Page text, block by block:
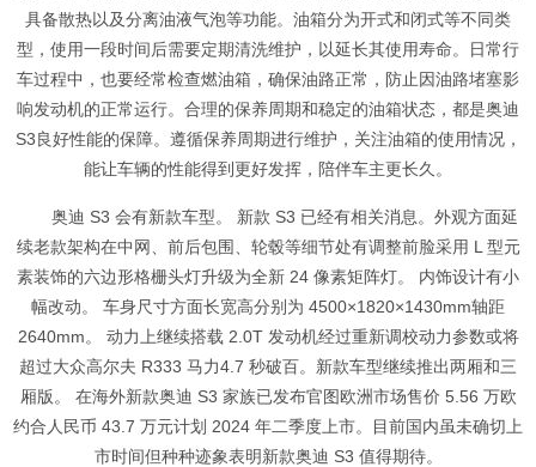
具备散热以及分离油液气泡等功能。油箱分为开式和闭式等不同类
型，使用一段时间后需要定期清洗维护，以延长其使用寿命。日常行
车过程中，也要经常检查燃油箱，确保油路正常，防止因油路堵塞影
响发动机的正常运行。合理的保养周期和稳定的油箱状态，都是奥迪
S3良好性能的保障。遵循保养周期进行维护，关注油箱的使用情况，
能让车辆的性能得到更好发挥，陪伴车主更长久。
奥迪 S3 会有新款车型。 新款 S3 已经有相关消息。外观方面延
续老款架构在中网、前后包围、轮毂等细节处有调整前脸采用 L 型元
素装饰的六边形格栅头灯升级为全新 24 像素矩阵灯。 内饰设计有小
幅改动。 车身尺寸方面长宽高分别为 4500×1820×1430mm轴距
2640mm。 动力上继续搭载 2.0T 发动机经过重新调校动力参数或将
超过大众高尔夫 R333 马力4.7 秒破百。新款车型继续推出两厢和三
厢版。 在海外新款奥迪 S3 家族已发布官图欧洲市场售价 5.56 万欧
约合人民币 43.7 万元计划 2024 年二季度上市。目前国内虽未确切上
市时间但种种迹象表明新款奥迪 S3 值得期待。